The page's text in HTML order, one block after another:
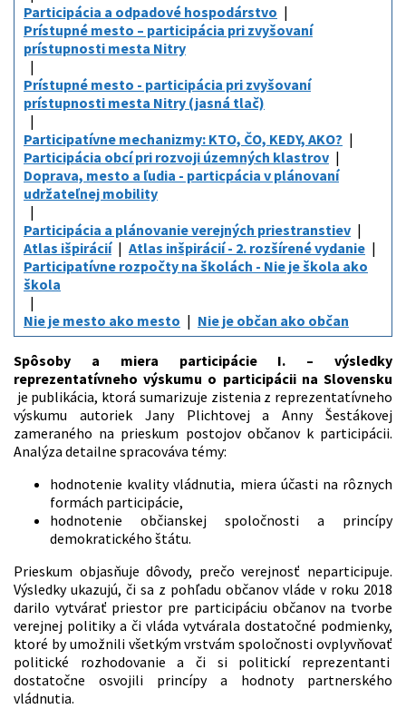
Participácia a odpadové hospodárstvo
Prístupné mesto – participácia pri zvyšovaní
prístupnosti mesta Nitry
Prístupné mesto - participácia pri zvyšovaní
prístupnosti mesta Nitry (jasná tlač)
Participatívne mechanizmy: KTO, ČO, KEDY, AKO?
Participácia obcí pri rozvoji územných klastrov
Doprava, mesto a ľudia - particpácia v plánovaní
udržateľnej mobility
Participácia a plánovanie verejných priestranstiev
Atlas išpirácií
Atlas inšpirácií - 2. rozšírené vydanie
Participatívne rozpočty na školách - Nie je škola ako
škola
Nie je mesto ako mesto
Nie je občan ako občan
Spôsoby a miera participácie I.
– výsledky
reprezentatívneho výskumu o participácii na Slovensku
je publikácia, ktorá sumarizuje zistenia z reprezentatívneho
výskumu autoriek Jany Plichtovej a Anny Šestákovej
zameraného na prieskum postojov občanov k participácii.
Analýza detailne spracováva témy:
hodnotenie kvality vládnutia, miera účasti na rôznych
formách participácie,
hodnotenie občianskej spoločnosti a princípy
demokratického štátu.
Prieskum objasňuje dôvody, prečo verejnosť neparticipuje.
Výsledky ukazujú, či sa z pohľadu občanov vláde v roku 2018
darilo vytvárať priestor pre participáciu občanov na tvorbe
verejnej politiky a či vláda vytvárala dostatočné podmienky,
ktoré by umožnili všetkým vrstvám spoločnosti ovplyvňovať
politické rozhodovanie a či si politickí reprezentanti
dostatočne osvojili princípy a hodnoty partnerského
vládnutia.